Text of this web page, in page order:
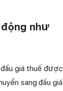
như
giá thuế được
sang đấu giá